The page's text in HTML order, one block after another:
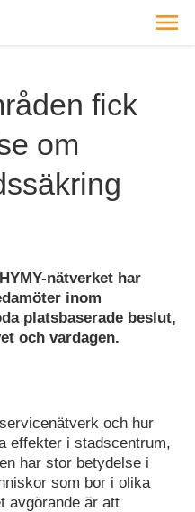
fick
om
nätverket har
inom
platsbaserade beslut,
och vardagen.
och hur
effekter i stadscentrum,
har stor betydelse i
som bor i olika
avgörande är att